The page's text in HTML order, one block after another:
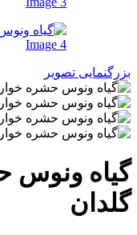
بزرگنمایی تصویر
گلدان